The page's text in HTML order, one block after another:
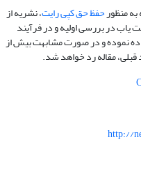
منظورحفظ حق کپی رایت، نشریه از
یاب در بررسی اولیه و در فرآیند
نموده و در صورت مشابهت بیش از
http://